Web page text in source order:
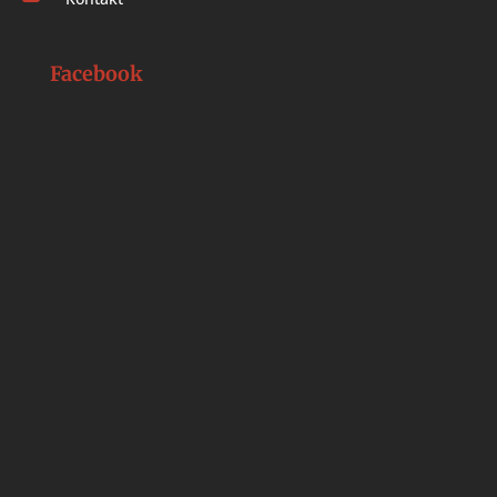
Facebook